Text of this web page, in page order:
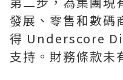
發展、零售和數碼
得 Underscore
支持。財務條款未